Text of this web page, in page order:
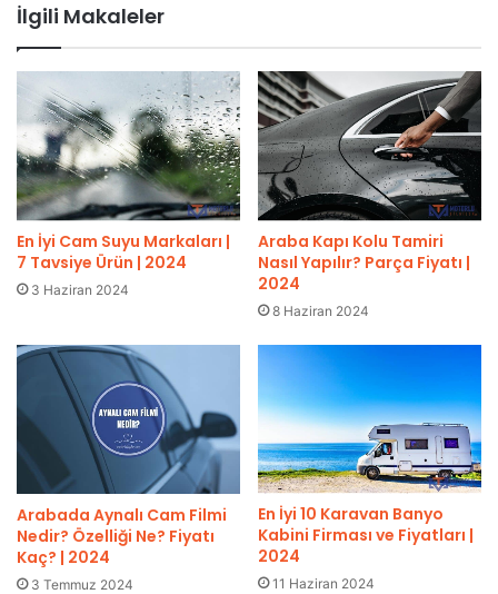
İlgili Makaleler
En İyi Cam Suyu Markaları |
7 Tavsiye Ürün | 2024
3 Haziran 2024
Araba Kapı Kolu Tamiri
Nasıl Yapılır? Parça Fiyatı |
2024
8 Haziran 2024
Arabada Aynalı Cam Filmi
Nedir? Özelliği Ne? Fiyatı
Kaç? | 2024
3 Temmuz 2024
En İyi 10 Karavan Banyo
Kabini Firması ve Fiyatları |
2024
11 Haziran 2024